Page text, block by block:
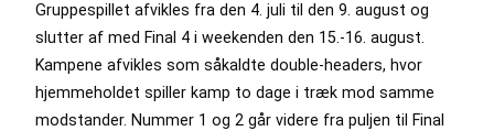
Gruppespillet afvikles fra den 4. juli til den 9. august og
slutter af med Final 4 i weekenden den 15.-16. august.
Kampene afvikles som såkaldte double-headers, hvor
hjemmeholdet spiller kamp to dage i træk mod samme
modstander. Nummer 1 og 2 går videre fra puljen til Final